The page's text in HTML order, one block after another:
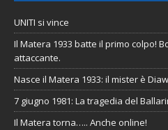
UNITI si vince
Il Matera 1933 batte il primo colpo!
attaccante.
Nasce il Matera 1933: il mister è
7 giugno 1981: La tragedia del
Il Matera torna….. Anche online!